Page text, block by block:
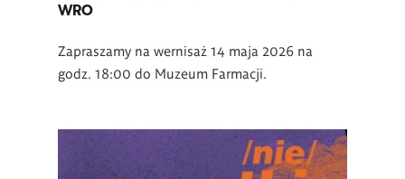
WRO
Zapraszamy na wernisaż 14 maja 2026 na
godz. 18:00 do Muzeum Farmacji.